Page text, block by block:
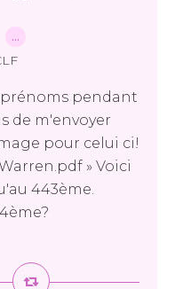
…
prénoms pendant
de m'envoyer
pour celui ci!
» Voici
443ème.